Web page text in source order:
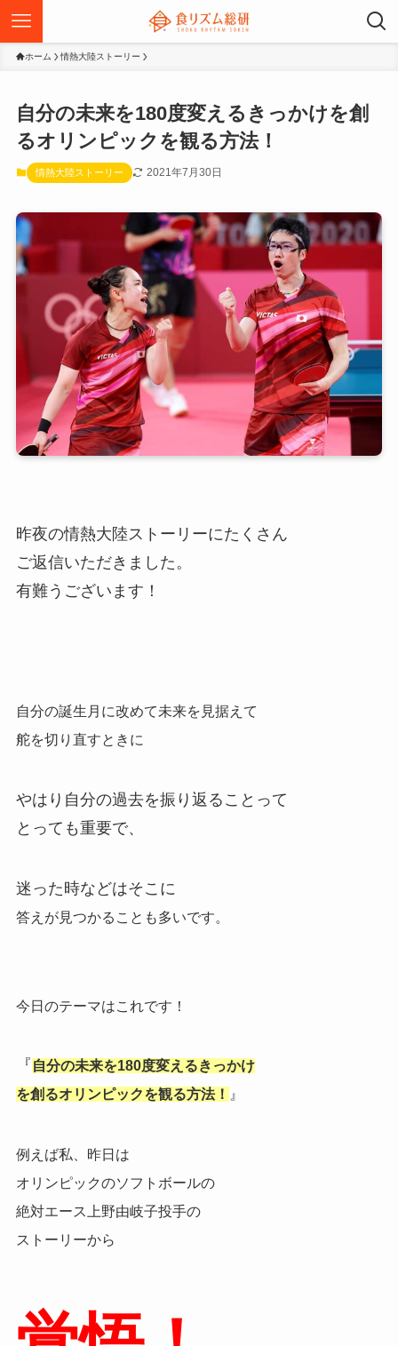
ホーム 情熱大陸ストーリー
自分の未来を180度変えるきっかけを創
るオリンピックを観る方法！
情熱大陸ストーリー 2021年7月30日
昨夜の情熱大陸ストーリーにたくさん
ご返信いただきました。
有難うございます！
自分の誕生月に改めて未来を見据えて
舵を切り直すときに
やはり自分の過去を振り返ることって
とっても重要で、
迷った時などはそこに
答えが見つかることも多いです。
今日のテーマはこれです！
『 自分の未来を180度変えるきっかけ
を創るオリンピックを観る方法！ 』
例えば私、 昨日は
オリンピックのソフトボールの
絶対エース上野由岐子投手の
ストーリーから